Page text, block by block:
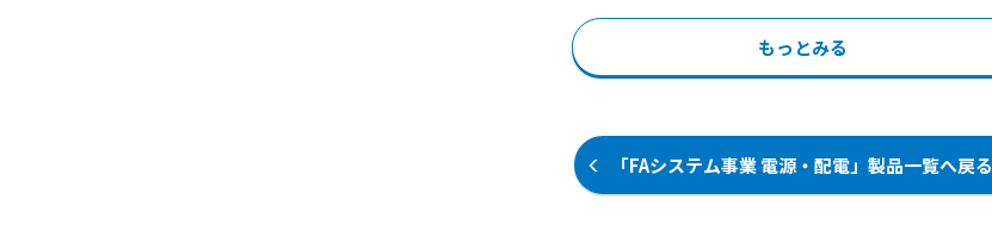
貫したトータルサポート 【用途・事
例】 ●異業種からの農業ビジネス新
規参入や自営カフェ向け野菜の店舗
らの転換および生産品目の拡大
た持ち運びに便利な軽量コンパクト
設計 ●校正やループチェックの手間
を減らし試験工程の時間短縮を実現
器類の動作確認 ●電力量計の対向試
験 ●非常用発電機やUPSの系統連携
ブレーカが遮断しても自動的に電源
を再投入します。 復旧作業を現地へ
移動することなく遠隔で行えるた
両方式に対応しており、設置環境を
選びません。 使用環境は-15℃から
もっとみる
「FAシステム事業 電源・配電」製品一覧へ戻る